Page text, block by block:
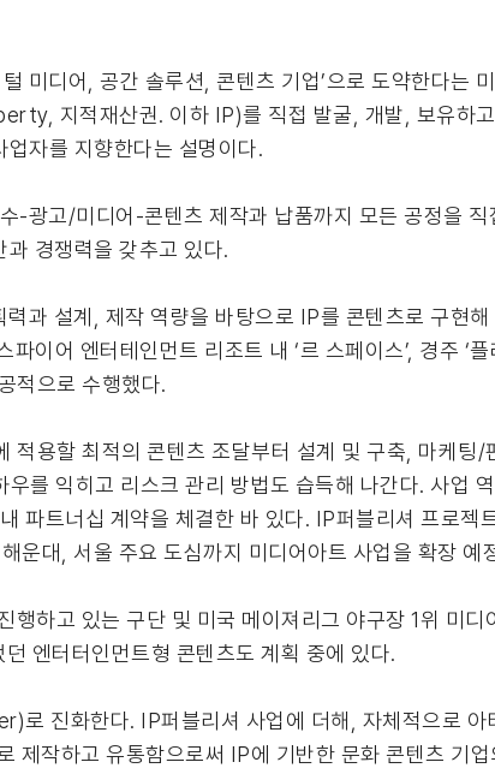
미디어, 공간 솔루션, 콘텐츠 기업’으로 도약한다는
지적재산권. 이하 IP)를 직접 발굴, 개발, 보유하
자를 지향한다는 설명이다.
-광고/미디어-콘텐츠 제작과 납품까지 모든 공정을
경쟁력을 갖추고 있다.
과 설계, 제작 역량을 바탕으로 IP를 콘텐츠로 구현
이어 엔터테인먼트 리조트 내 ‘르 스페이스’, 경주 ‘
적으로 수행했다.
용할 최적의 콘텐츠 조달부터 설계 및 구축, 마케팅
를 익히고 리스크 관리 방법도 습득해 나간다. 사업
트너십 계약을 체결한 바 있다. IP퍼블리셔 프로젝
운대, 서울 주요 도심까지 미디어아트 사업을 확장
하고 있는 구단 및 미국 메이져리그 야구장 1위 미
엔터터인먼트형 콘텐츠도 계획 중에 있다.
로 진화한다. IP퍼블리셔 사업에 더해, 자체적으로 아
제작하고 유통함으로써 IP에 기반한 문화 콘텐츠 기